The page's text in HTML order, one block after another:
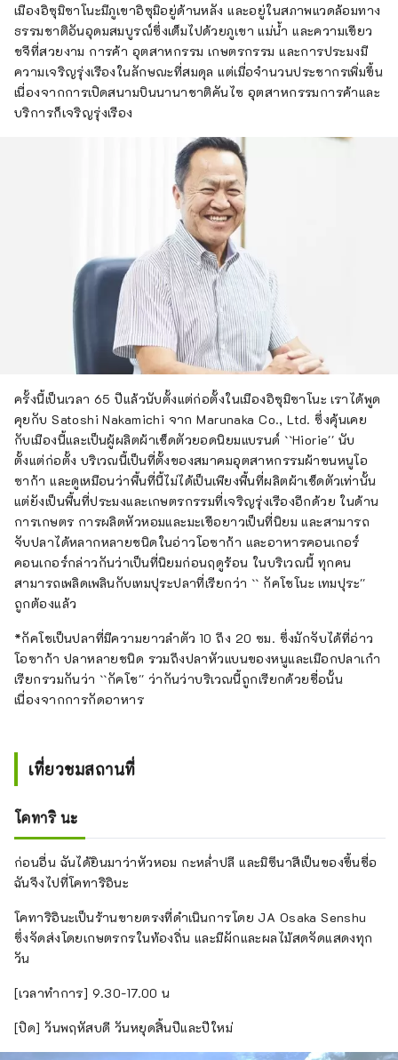
เมืองอิซุมิซาโนะมีภูเขาอิซุมิอยู่ด้านหลัง และอยู่ในสภาพแวดล้อมทาง
ธรรมชาติอันอุดมสมบูรณ์ซึ่งเต็มไปด้วยภูเขา แม่น้ำ และความเขียว
ขจีที่สวยงาม การค้า อุตสาหกรรม เกษตรกรรม และการประมงมี
ความเจริญรุ่งเรืองในลักษณะที่สมดุล แต่เมื่อจำนวนประชากรเพิ่มขึ้น
เนื่องจากการเปิดสนามบินนานาชาติคันไซ อุตสาหกรรมการค้าและ
บริการก็เจริญรุ่งเรือง
ครั้งนี้เป็นเวลา 65 ปีแล้วนับตั้งแต่ก่อตั้งในเมืองอิซุมิซาโนะ เราได้พูด
คุยกับ Satoshi Nakamichi จาก Marunaka Co., Ltd. ซึ่งคุ้นเคย
กับเมืองนี้และเป็นผู้ผลิตผ้าเช็ดตัวยอดนิยมแบรนด์ ``Hiorie'' นับ
ตั้งแต่ก่อตั้ง บริเวณนี้เป็นที่ตั้งของสมาคมอุตสาหกรรมผ้าขนหนูโอ
ซาก้า และดูเหมือนว่าพื้นที่นี้ไม่ได้เป็นเพียงพื้นที่ผลิตผ้าเช็ดตัวเท่านั้น
แต่ยังเป็นพื้นที่ประมงและเกษตรกรรมที่เจริญรุ่งเรืองอีกด้วย ในด้าน
การเกษตร การผลิตหัวหอมและมะเขือยาวเป็นที่นิยม และสามารถ
จับปลาได้หลากหลายชนิดในอ่าวโอซาก้า และอาหารคอนเกอร์
คอนเกอร์กล่าวกันว่าเป็นที่นิยมก่อนฤดูร้อน ในบริเวณนี้ ทุกคน
สามารถเพลิดเพลินกับเทมปุระปลาที่เรียกว่า `` กัคโชโนะ เทมปุระ''
ถูกต้องแล้ว
*กัคโชเป็นปลาที่มีความยาวลำตัว 10 ถึง 20 ซม. ซึ่งมักจับได้ที่อ่าว
โอซาก้า ปลาหลายชนิด รวมถึงปลาหัวแบนของหนูและเมือกปลาเก๋า
เรียกรวมกันว่า ``กัคโช'' ว่ากันว่าบริเวณนี้ถูกเรียกด้วยชื่อนั้น
เนื่องจากการกัดอาหาร
เที่ยวชมสถานที่
โคทาริ นะ
ก่อนอื่น ฉันได้ยินมาว่าหัวหอม กะหล่ำปลี และมิซึนาสึเป็นของขึ้นชื่อ
ฉันจึงไปที่โคทาริอินะ
โคทาริอินะเป็นร้านขายตรงที่ดำเนินการโดย JA Osaka Senshu
ซึ่งจัดส่งโดยเกษตรกรในท้องถิ่น และมีผักและผลไม้สดจัดแสดงทุก
วัน
[เวลาทำการ] 9.30-17.00 น
[ปิด] วันพฤหัสบดี วันหยุดสิ้นปีและปีใหม่